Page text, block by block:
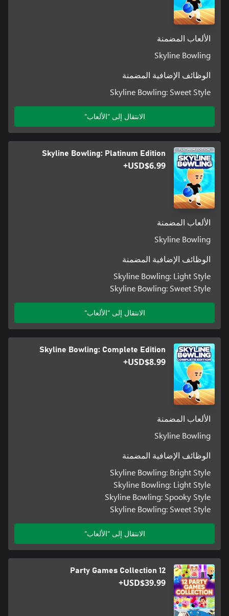
الألعاب المضمنة
Skyline Bowling
الوظائف الإضافية المضمنة
Skyline Bowling: Sweet Style
الانتقال إلى "الألعاب"
Skyline Bowling: Platinum Edition
USD$6.99+
الألعاب المضمنة
Skyline Bowling
الوظائف الإضافية المضمنة
Skyline Bowling: Light Style
Skyline Bowling: Sweet Style
الانتقال إلى "الألعاب"
Skyline Bowling: Complete Edition
USD$8.99+
الألعاب المضمنة
Skyline Bowling
الوظائف الإضافية المضمنة
Skyline Bowling: Bright Style
Skyline Bowling: Light Style
Skyline Bowling: Spooky Style
Skyline Bowling: Sweet Style
الانتقال إلى "الألعاب"
12 Party Games Collection
USD$39.99+